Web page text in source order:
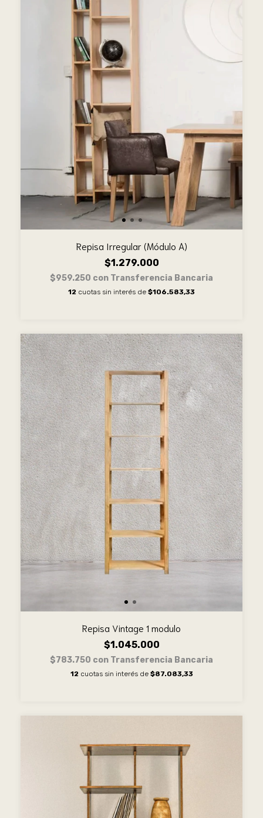
Repisa Irregular (Módulo A)
$1.279.000
$959.250 con Transferencia Bancaria
12 cuotas sin interés de $106.583,33
Repisa Vintage 1 modulo
$1.045.000
$783.750 con Transferencia Bancaria
12 cuotas sin interés de $87.083,33